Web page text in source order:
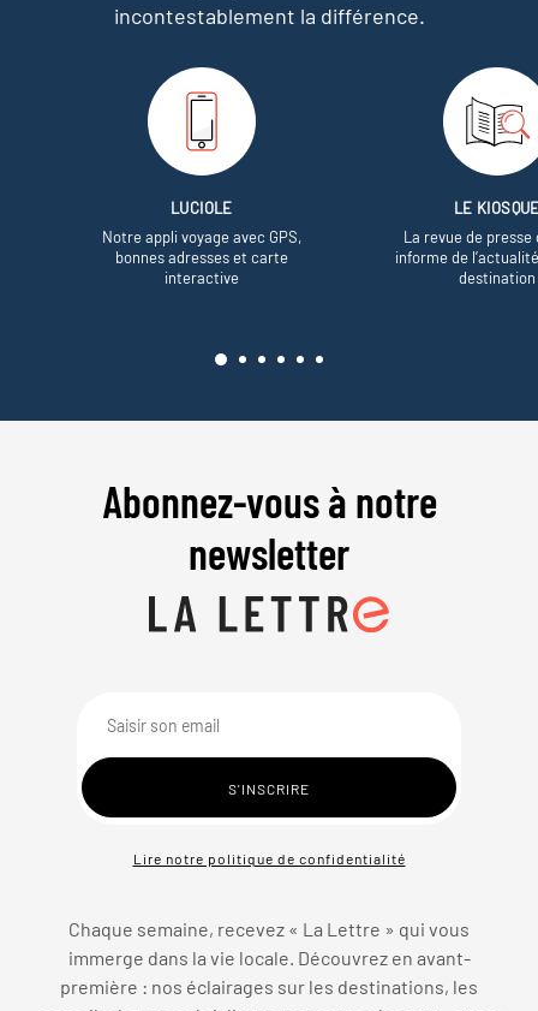
incontestablement la différence.
LUCIOLE
Notre appli voyage avec GPS,
bonnes adresses et carte
interactive
LE
La revue de presse
informe de
destination
Abonnez-vous à notre
newsletter
Lire notre politique de confidentialité
Chaque semaine, recevez « La Lettre » qui vous
immerge dans la vie locale. Découvrez en avant-
première : nos éclairages sur les destinations, les